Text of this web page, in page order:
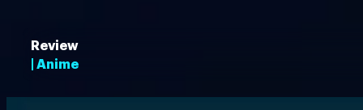
Review
| Anime